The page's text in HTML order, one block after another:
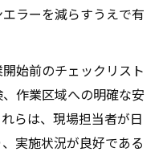
ラーを減らすうえで有
始前のチェックリスト
作業区域への明確な安
らは、現場担当者が日
実施状況が良好である